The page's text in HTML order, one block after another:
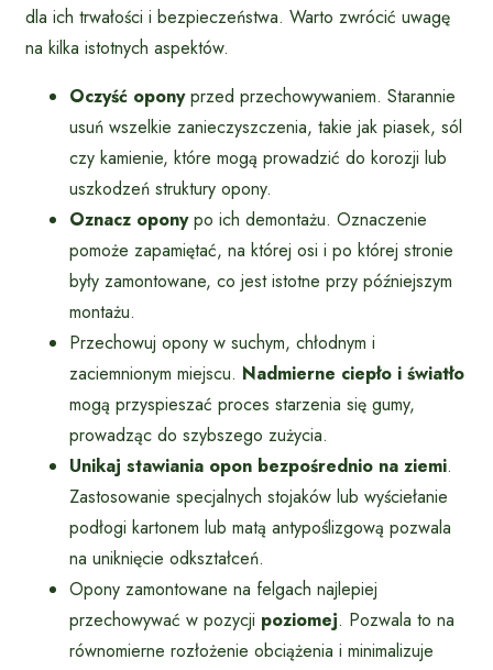
dla ich trwałości i bezpieczeństwa. Warto zwrócić uwagę
na kilka istotnych aspektów.
Oczyść oponyprzed przechowywaniem. Starannie
usuń wszelkie zanieczyszczenia, takie jak piasek, sól
czy kamienie, które mogą prowadzić do korozji lub
uszkodzeń struktury opony.
Oznacz oponypo ich demontażu. Oznaczenie
pomoże zapamiętać, na której osi i po której stronie
były zamontowane, co jest istotne przy późniejszym
montażu.
Przechowuj opony w suchym, chłodnym i
zaciemnionym miejscu. Nadmierne ciepło i światło
mogą przyspieszać proces starzenia się gumy,
prowadząc do szybszego zużycia.
Unikaj stawiania opon bezpośrednio na ziemi.
Zastosowanie specjalnych stojaków lub wyściełanie
podłogi kartonem lub matą antypoślizgową pozwala
na uniknięcie odkształceń.
Opony zamontowane na felgach najlepiej
przechowywać w pozycji poziomej. Pozwala to na
równomierne rozłożenie obciążenia i minimalizuje